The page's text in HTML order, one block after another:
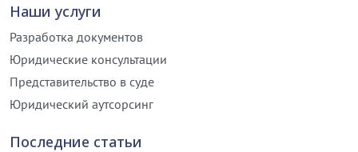
Наши услуги
Разработка документов
Юридические консультации
Представительство в суде
Юридический аутсорсинг
Последние статьи